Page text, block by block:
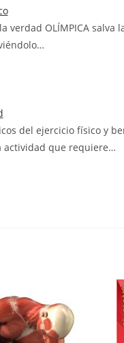
verdad OLÍMPICA salva
del ejercicio físico y
actividad que requiere…